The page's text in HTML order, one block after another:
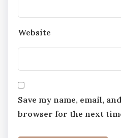
Website
Save my name, email,
browser for the next